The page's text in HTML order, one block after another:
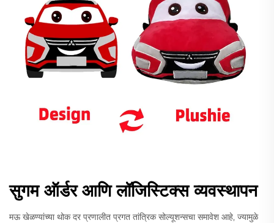
सुगम ऑर्डर आणि लॉजिस्टिक्स व्यवस्थापन
मऊ खेळण्यांच्या थोक दर प्रणालीत प्रगत तांत्रिक सोल्यूशन्सचा समावेश आहे, ज्यामुळे